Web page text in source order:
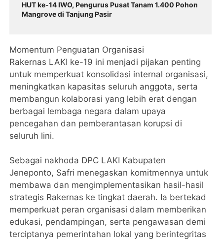
HUT ke-14 IWO, Pengurus Pusat Tanam 1.400 Pohon
Mangrove di Tanjung Pasir
​Momentum Penguatan Organisasi
​Rakernas LAKI ke-19 ini menjadi pijakan penting
untuk memperkuat konsolidasi internal organisasi,
meningkatkan kapasitas seluruh anggota, serta
membangun kolaborasi yang lebih erat dengan
berbagai lembaga negara dalam upaya
pencegahan dan pemberantasan korupsi di
seluruh lini.
​Sebagai nakhoda DPC LAKI Kabupaten
Jeneponto, Safri menegaskan komitmennya untuk
membawa dan mengimplementasikan hasil-hasil
strategis Rakernas ke tingkat daerah. Ia bertekad
memperkuat peran organisasi dalam memberikan
edukasi, pendampingan, serta pengawasan demi
terciptanya pemerintahan lokal yang berintegritas